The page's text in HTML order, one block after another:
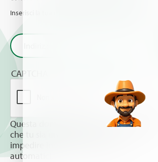
Inserisci la tua e-mail per ricevere le novità da Haifa
CAPTCHA
Questa domanda è un test per verificare
che tu sia un visitatore umano e per
impedire inserimenti di spam
automatici.